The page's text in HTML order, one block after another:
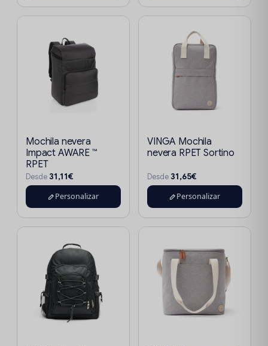
Mochila nevera
Impact AWARE ™
RPET
Desde 31,11€
Personalizar
VINGA Mochila
nevera RPET Sortino
Desde 31,65€
Personalizar